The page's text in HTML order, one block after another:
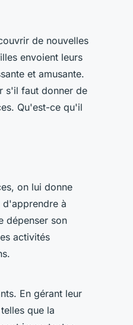
de nouvelles
envoient leurs
et amusante.
s'il faut donner de
Qu'est-ce qu'il
on lui donne
d'apprendre à
dépenser son
activités
En gérant leur
que la